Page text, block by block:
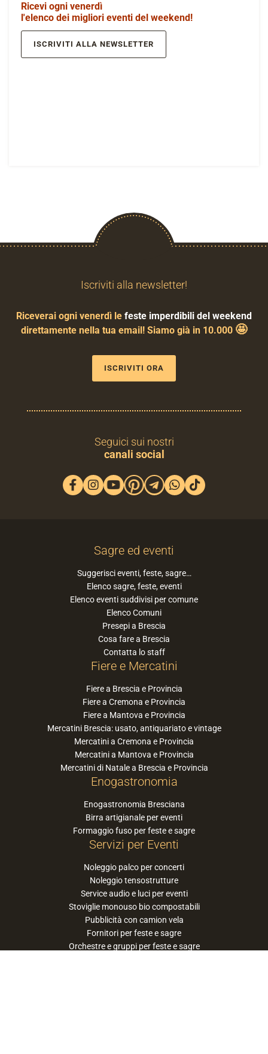
Ricevi ogni venerdì
l'elenco dei migliori eventi del weekend!
ISCRIVITI ALLA NEWSLETTER
Iscriviti alla newsletter!
Riceverai ogni venerdì le feste imperdibili del weekend
direttamente nella tua email! Siamo già in 10.000 🤩
ISCRIVITI ORA
Seguici sui nostri
canali social
Sagre ed eventi
Suggerisci eventi, feste, sagre…
Elenco sagre, feste, eventi
Elenco eventi suddivisi per comune
Elenco Comuni
Presepi a Brescia
Cosa fare a Brescia
Contatta lo staff
Fiere e Mercatini
Fiere a Brescia e Provincia
Fiere a Cremona e Provincia
Fiere a Mantova e Provincia
Mercatini Brescia: usato, antiquariato e vintage
Mercatini a Cremona e Provincia
Mercatini a Mantova e Provincia
Mercatini di Natale a Brescia e Provincia
Enogastronomia
Enogastronomia Bresciana
Birra artigianale per eventi
Formaggio fuso per feste e sagre
Servizi per Eventi
Noleggio palco per concerti
Noleggio tensostrutture
Service audio e luci per eventi
Stoviglie monouso bio compostabili
Pubblicità con camion vela
Fornitori per feste e sagre
Orchestre e gruppi per feste e sagre